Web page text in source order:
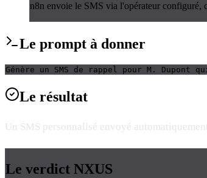
n8n envoie le SMS via l'opérateur configuré,
Le prompt à donner
Génère un SMS de rappel pour M.
Le résultat
Un SMS personnalisé envoyé
Le verdict NXUS